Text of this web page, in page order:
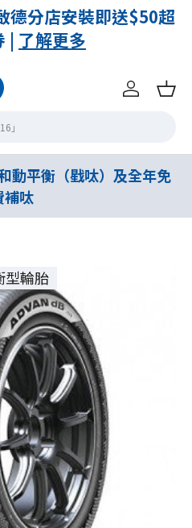
德分店安裝即送$50超
| 了解更多
登入 購
動平衡（戥呔）及全年免
補呔
型輪胎